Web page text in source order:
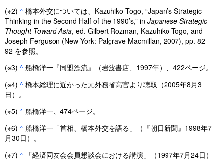
(※2) ^ 橋本外交については、Kazuhiko Togo, “Japan’s Strategic
Thinking in the Second Half of the 1990’s,” in Japanese Strategic
Thought Toward Asia, ed. Gilbert Rozman, Kazuhiko Togo, and
Joseph Ferguson (New York: Palgrave Macmillan, 2007), pp. 82–
92 を参照。
(※3) ^ 船橋洋一『同盟漂流』（岩波書店、1997年）、422ページ。
(※4) ^ 橋本総理に近かった元外務省高官より聴取（2005年8月3
日）。
(※5) ^ 船橋洋一、474ページ。
(※6) ^ 船橋洋一「首相、橋本外交を語る」（『朝日新聞』1998年7
月30日）。
(※7) ^ 「経済同友会会員懇談会における講演」（1997年7月24日）